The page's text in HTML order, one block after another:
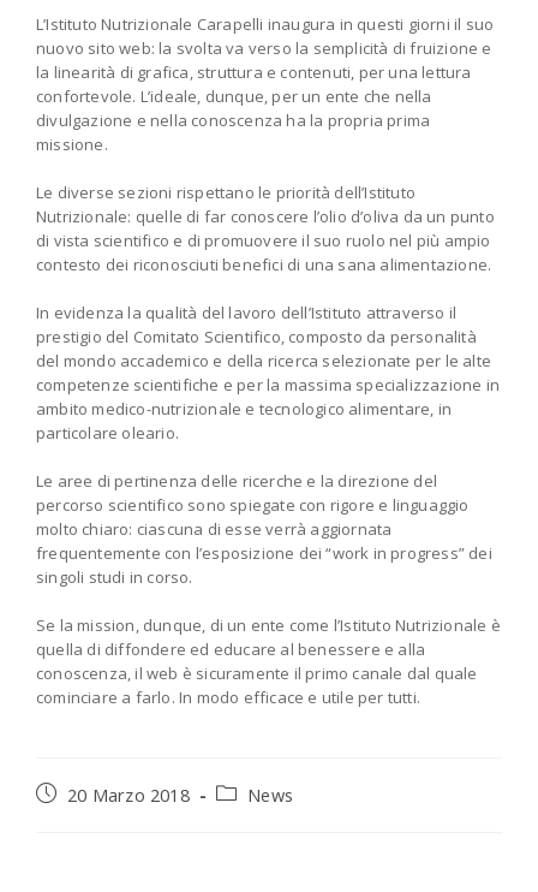
L’Istituto Nutrizionale Carapelli inaugura in questi giorni il suo
nuovo sito web: la svolta va verso la semplicità di fruizione e
la linearità di grafica, struttura e contenuti, per una lettura
confortevole. L’ideale, dunque, per un ente che nella
divulgazione e nella conoscenza ha la propria prima
missione.
Le diverse sezioni rispettano le priorità dell’Istituto
Nutrizionale: quelle di far conoscere l’olio d’oliva da un punto
di vista scientifico e di promuovere il suo ruolo nel più ampio
contesto dei riconosciuti benefici di una sana alimentazione.
In evidenza la qualità del lavoro dell’Istituto attraverso il
prestigio del Comitato Scientifico, composto da personalità
del mondo accademico e della ricerca selezionate per le alte
competenze scientifiche e per la massima specializzazione in
ambito medico-nutrizionale e tecnologico alimentare, in
particolare oleario.
Le aree di pertinenza delle ricerche e la direzione del
percorso scientifico sono spiegate con rigore e linguaggio
molto chiaro: ciascuna di esse verrà aggiornata
frequentemente con l’esposizione dei “work in progress” dei
singoli studi in corso.
Se la mission, dunque, di un ente come l’Istituto Nutrizionale è
quella di diffondere ed educare al benessere e alla
conoscenza, il web è sicuramente il primo canale dal quale
cominciare a farlo. In modo efficace e utile per tutti.
Articolo20 Marzo 2018
Categoria
News